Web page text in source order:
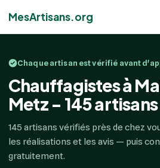
MesArtisans.org
Chaque artisan est vérifié avant
Chauffagistes à
Metz - 145
145 artisans vérifiés près de chez
les réalisations et les avis — puis
gratuitement.